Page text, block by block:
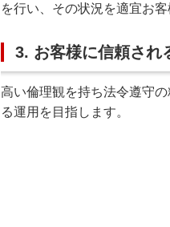
を行い、その状況を適宜お客
3. お客様に信頼され
高い倫理観を持ち法令遵守
る運用を目指します。